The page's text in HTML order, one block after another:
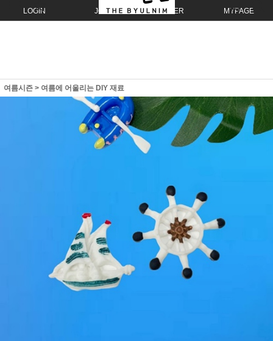
LOGIN JOIN ORDER MYPAGE
여름시즌 > 여름에 어울리는 DIY 재료